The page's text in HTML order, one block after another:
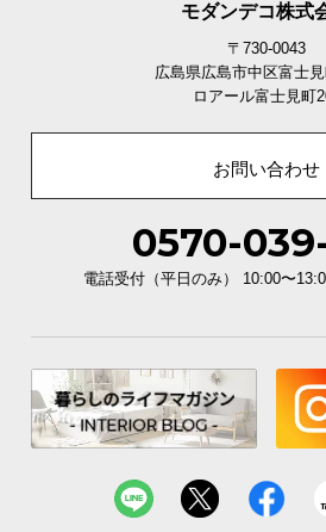
モダンデコ株式
〒730-0043
広島県広島市中区富士
ロアール富士見町
お問い合わせ
0570-
電話受付（平日のみ） 10:00〜